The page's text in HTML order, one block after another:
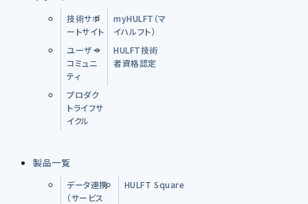
技術サポ
ートサイト
myHULFT（マ
イハルフト）
ユーザー
コミュニ
ティ
HULFT技術
者資格認定
プロダク
トライフサ
イクル
製品一覧
データ連携
（サービス
HULFT Square